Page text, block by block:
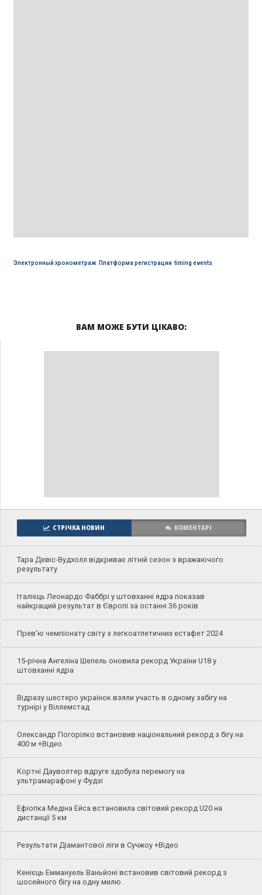
Электронный хронометраж, Платформа регистрации timing events
ВАМ МОЖЕ БУТИ ЦІКАВО:
СТРІЧКА НОВИН КОМЕНТАРІ
Тара Девіс-Вудхолл відкриває літній сезон з вражаючого
результату
Італієць Леонардо Фаббрі у штовханні ядра показав
найкращий результат в Європі за останні 36 років
Прев'ю чемпіонату світу з легкоатлетичних естафет 2024
15-річна Ангеліна Шепель оновила рекорд України U18 у
штовханні ядра
Відразу шестеро українок взяли участь в одному забігу на
турнірі у Віллемстад
Олександр Погорілко встановив національний рекорд з бігу на
400 м +Відео
Кортні Дауволтер вдруге здобула перемогу на
ультрамарафоні у Фудзі
Ефіопка Медіна Ейса встановила світовий рекорд U20 на
дистанції 5 км
Результати Діамантової ліги в Сучжоу +Відео
Кенієць Еммануель Ваньйоні встановив світовий рекорд з
шосейного бігу на одну милю